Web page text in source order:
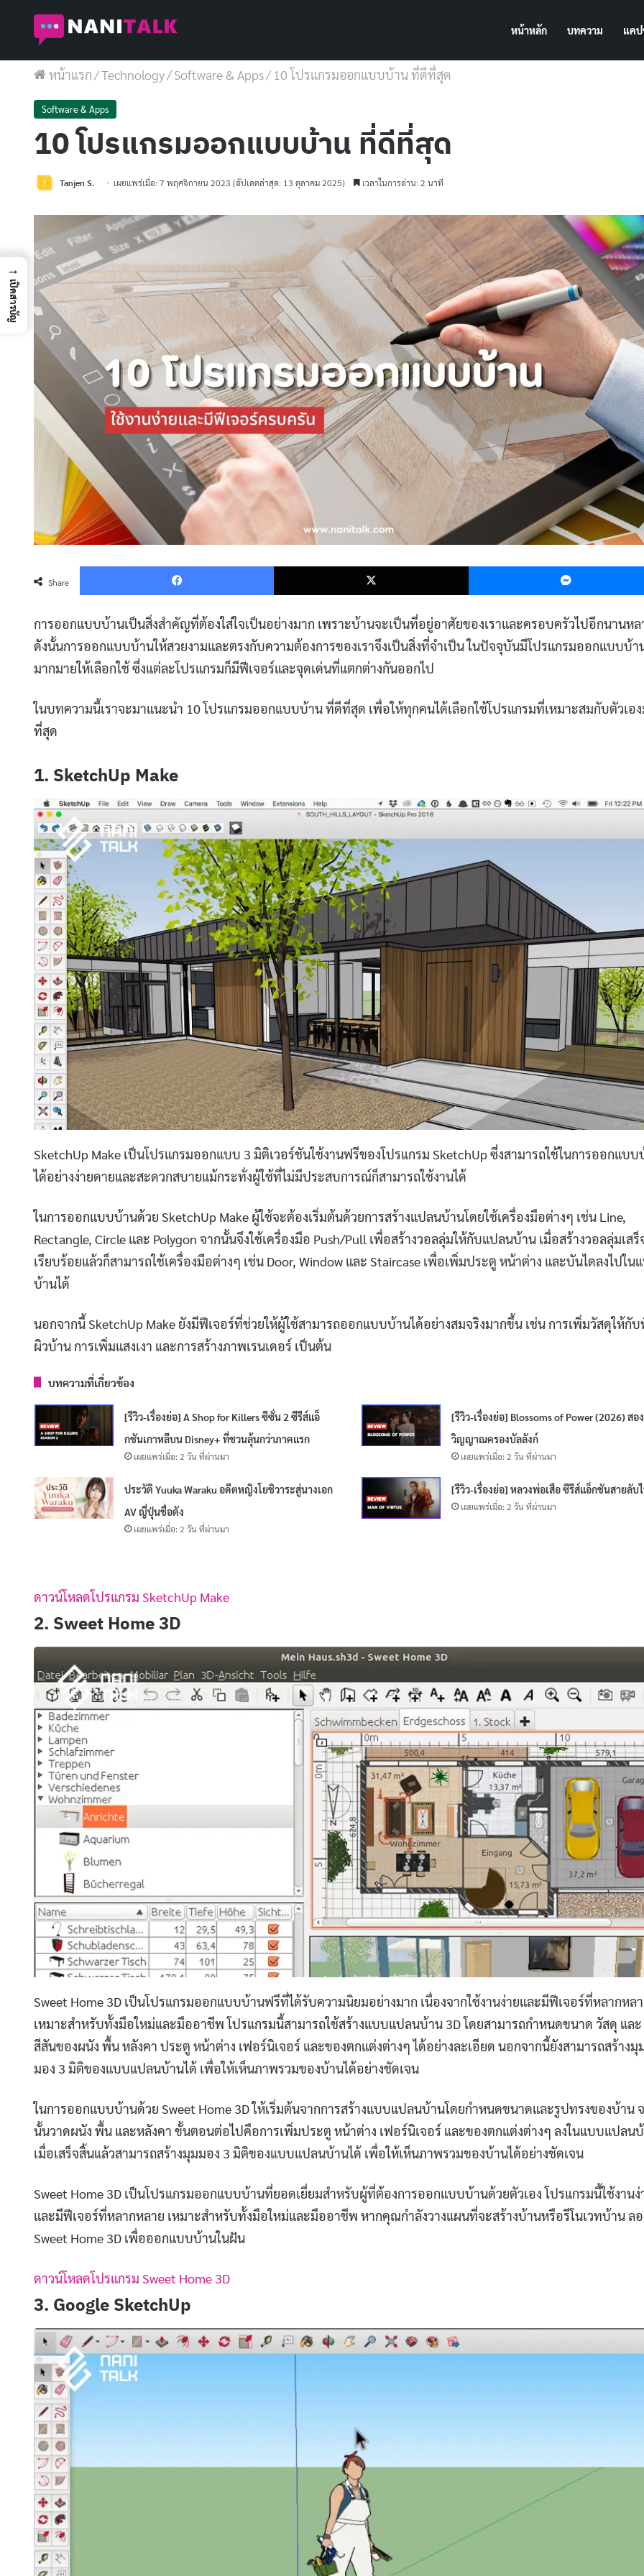
หน้าหลัก บทความ แค
หน้าแรก/Technology/Software & Apps/ 10 โปรแกรมออกแบบบ้าน ที่ดีที่สุด
Software & Apps
10 โปรแกรมออกแบบบ้าน ที่ดีที่สุด
Tanjen S. เผยแพร่เมื่อ: 7 พฤศจิกายน 2023 (อัปเดตล่าสุด: 13 ตุลาคม 2025) เวลาในการอ่าน: 2 นาที
Share
Facebook X
การออกแบบบ้านเป็นสิ่งสำคัญที่ต้องใส่ใจเป็นอย่างมาก เพราะบ้านจะเป็นที่อยู่อาศัยของเราและครอบครัวไปอีกนานห
ดังนั้นการออกแบบบ้านให้สวยงามและตรงกับความต้องการของเราจึงเป็นสิ่งที่จำเป็น ในปัจจุบันมีโปรแกรมออกแบบบ้า
มากมายให้เลือกใช้ ซึ่งแต่ละโปรแกรมก็มีฟีเจอร์และจุดเด่นที่แตกต่างกันออกไป
ในบทความนี้เราจะมาแนะนำ 10 โปรแกรมออกแบบบ้าน ที่ดีที่สุด เพื่อให้ทุกคนได้เลือกใช้โปรแกรมที่เหมาะสมกับตัวเอ
ที่สุด
1. SketchUp Make
SketchUp Make เป็นโปรแกรมออกแบบ 3 มิติเวอร์ชันใช้งานฟรีของโปรแกรม SketchUp ซึ่งสามารถใช้ในการออกแบบ
ได้อย่างง่ายดายและสะดวกสบายแม้กระทั่งผู้ใช้ที่ไม่มีประสบการณ์ก็สามารถใช้งานได้
ในการออกแบบบ้านด้วย SketchUp Make ผู้ใช้จะต้องเริ่มต้นด้วยการสร้างแปลนบ้านโดยใช้เครื่องมือต่างๆ เช่น Line,
Rectangle, Circle และ Polygon จากนั้นจึงใช้เครื่องมือ Push/Pull เพื่อสร้างวอลลุ่มให้กับแปลนบ้าน เมื่อสร้างวอลลุ่มเสร็
เรียบร้อยแล้วก็สามารถใช้เครื่องมือต่างๆ เช่น Door, Window และ Staircase เพื่อเพิ่มประตู หน้าต่าง และบันไดลงไปใน
บ้านได้
นอกจากนี้ SketchUp Make ยังมีฟีเจอร์ที่ช่วยให้ผู้ใช้สามารถออกแบบบ้านได้อย่างสมจริงมากขึ้น เช่น การเพิ่มวัสดุให้กั
ผิวบ้าน การเพิ่มแสงเงา และการสร้างภาพเรนเดอร์ เป็นต้น
บทความที่เกี่ยวข้อง
[รีวิว-เรื่องย่อ] A Shop for Killers ซีซั่น 2 ซีรีส์แอ็
กชันเกาหลีบน Disney+ ที่ชวนลุ้นกว่าภาคแรก
เผยแพร่เมื่อ: 2 วัน ที่ผ่านมา
[รีวิว-เรื่องย่อ] Blossoms of Power (2026) สอง
วิญญาณครองบัลลังก์
เผยแพร่เมื่อ: 2 วัน ที่ผ่านมา
ประวัติ Yuuka Waraku อดีตหญิงโยชิวาระสู่นางเอก
AV ญี่ปุ่นชื่อดัง
เผยแพร่เมื่อ: 2 วัน ที่ผ่านมา
[รีวิว-เรื่องย่อ] หลวงพ่อเสือ ซีรีส์แอ็กชันสายลับ
เผยแพร่เมื่อ: 2 วัน ที่ผ่านมา
ดาวน์โหลดโปรแกรม SketchUp Make
2. Sweet Home 3D
Sweet Home 3D เป็นโปรแกรมออกแบบบ้านฟรีที่ได้รับความนิยมอย่างมาก เนื่องจากใช้งานง่ายและมีฟีเจอร์ที่หลากหล
เหมาะสำหรับทั้งมือใหม่และมืออาชีพ โปรแกรมนี้สามารถใช้สร้างแบบแปลนบ้าน 3D โดยสามารถกำหนดขนาด วัสดุ และ
สีสันของผนัง พื้น หลังคา ประตู หน้าต่าง เฟอร์นิเจอร์ และของตกแต่งต่างๆ ได้อย่างละเอียด นอกจากนี้ยังสามารถสร้างมุ
มอง 3 มิติของแบบแปลนบ้านได้ เพื่อให้เห็นภาพรวมของบ้านได้อย่างชัดเจน
ในการออกแบบบ้านด้วย Sweet Home 3D ให้เริ่มต้นจากการสร้างแบบแปลนบ้านโดยกำหนดขนาดและรูปทรงของบ้าน
นั้นวาดผนัง พื้น และหลังคา ขั้นตอนต่อไปคือการเพิ่มประตู หน้าต่าง เฟอร์นิเจอร์ และของตกแต่งต่างๆ ลงในแบบแปลน
เมื่อเสร็จสิ้นแล้วสามารถสร้างมุมมอง 3 มิติของแบบแปลนบ้านได้ เพื่อให้เห็นภาพรวมของบ้านได้อย่างชัดเจน
Sweet Home 3D เป็นโปรแกรมออกแบบบ้านที่ยอดเยี่ยมสำหรับผู้ที่ต้องการออกแบบบ้านด้วยตัวเอง โปรแกรมนี้ใช้งานง่
และมีฟีเจอร์ที่หลากหลาย เหมาะสำหรับทั้งมือใหม่และมืออาชีพ หากคุณกำลังวางแผนที่จะสร้างบ้านหรือรีโนเวทบ้าน ลอ
Sweet Home 3D เพื่อออกแบบบ้านในฝัน
ดาวน์โหลดโปรแกรม Sweet Home 3D
3. Google SketchUp
→
เปิดสารบัญ